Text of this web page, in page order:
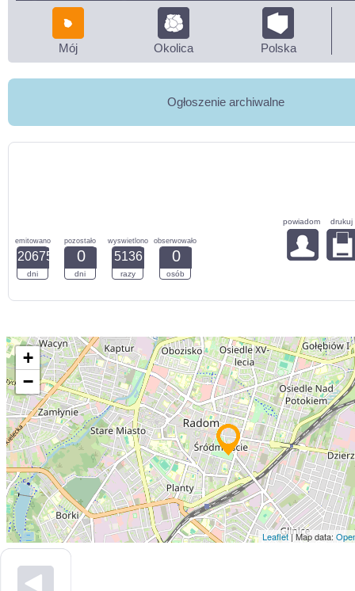
Mój Okolica Polska
Ogłoszenie archiwalne
emitowano
20675
dni
pozostało
0
dni
wyswietlono
5136
razy
obserwowało
0
osób
powiadom drukuj
+
−
Leaflet| Map data: